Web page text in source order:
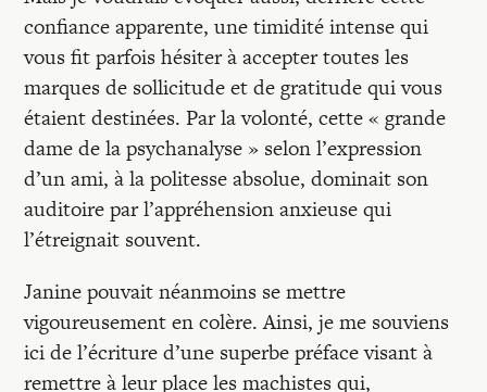
confiance apparente, une timidité intense qui
vous fit parfois hésiter à accepter toutes les
marques de sollicitude et de gratitude qui vous
étaient destinées. Par la volonté, cette « grande
dame de la psychanalyse » selon l’expression
d’un ami, à la politesse absolue, dominait son
auditoire par l’appréhension anxieuse qui
l’étreignait souvent.
Janine pouvait néanmoins se mettre
vigoureusement en colère. Ainsi, je me souviens
ici de l’écriture d’une superbe préface visant à
remettre à leur place les machistes qui,